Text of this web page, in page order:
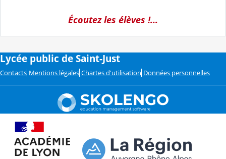
Écoutez les élèves !...
Lycée public de Saint-Just
Contacts Mentions légales Chartes d'utilisation Données personnelles